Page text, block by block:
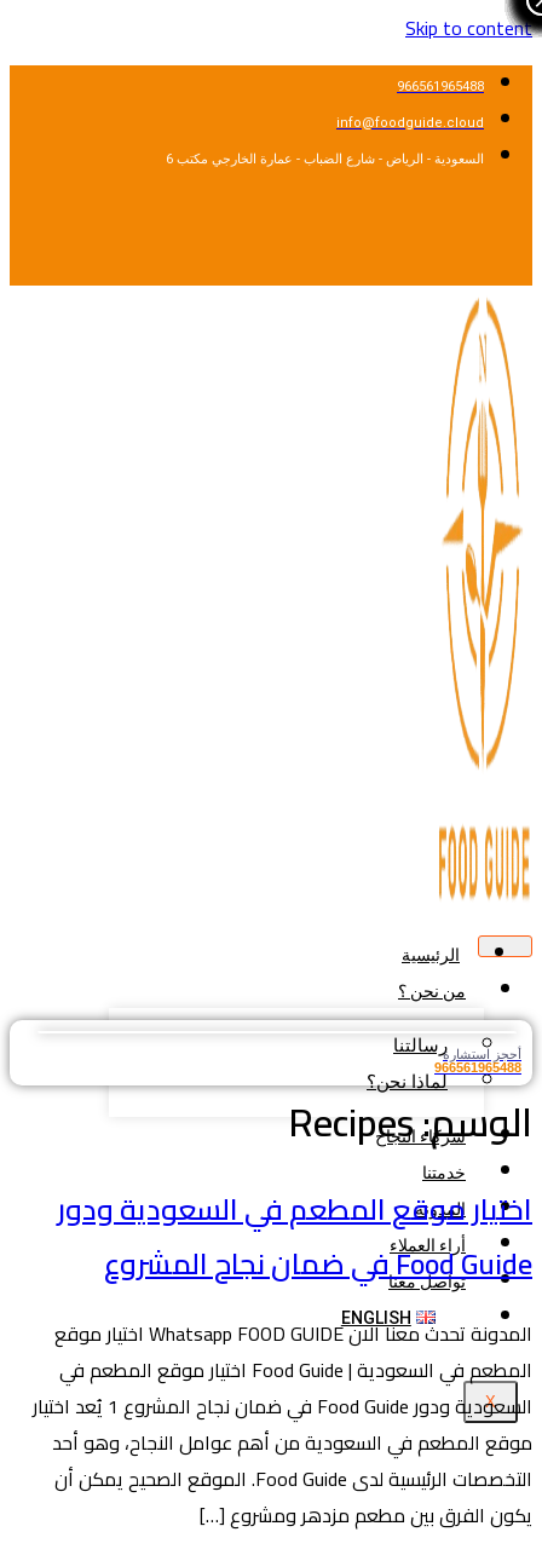
Skip to content
966561965488
info@foodguide.cloud
السعودية - الرياض - شارع الضباب - عمارة الخارجي مكتب 6
الرئيسية
من نحن ؟
رسالتنا
لماذا نحن؟
شركاء النجاح
خدمتنا
المدونة
أراء العملاء
تواصل معنا
ENGLISH
X
أحجز استشارة
966561965488
الوسم:Recipes
اختيار موقع المطعم في السعودية ودور
Food Guide في ضمان نجاح المشروع
المدونة تحدث معنا الان Whatsapp FOOD GUIDE اختيار موقع
المطعم في السعودية | Food Guide اختيار موقع المطعم في
السعودية ودور Food Guide في ضمان نجاح المشروع 1 يُعد اختيار
موقع المطعم في السعودية من أهم عوامل النجاح، وهو أحد
التخصصات الرئيسية لدى Food Guide. الموقع الصحيح يمكن أن
يكون الفرق بين مطعم مزدهر ومشروع […]